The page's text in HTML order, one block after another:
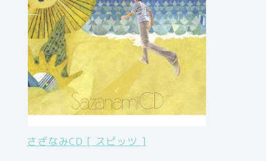
さざなみCD [ スピッツ ]